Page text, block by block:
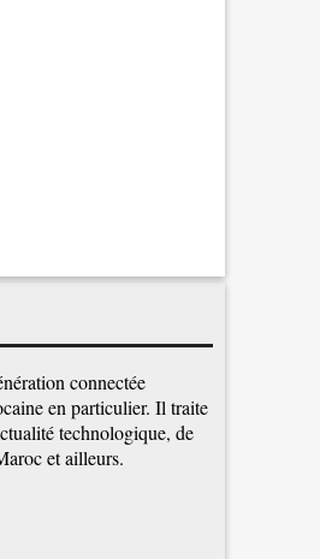
connectée
en particulier. Il traite
technologique, de
et ailleurs.